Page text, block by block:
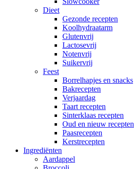
Dieet
Gezonde recepten
Koolhydraatarm
Glutenvrij
Lactosevrij
Notenvrij
Suikervrij
Feest
Borrelhapjes en snacks
Bakrecepten
Verjaardag
Taart recepten
Sinterklaas recepten
Oud en nieuw recepten
Paasrecepten
Kerstrecepten
Ingrediënten
Aardappel